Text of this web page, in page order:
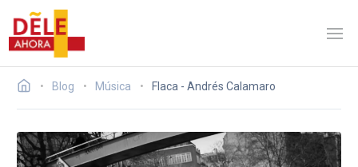
Blog Música Flaca - Andrés Calamaro